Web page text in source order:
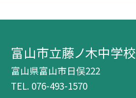
富山市立藤ノ木中学校
富山県富山市日俣222
TEL. 076-493-1570